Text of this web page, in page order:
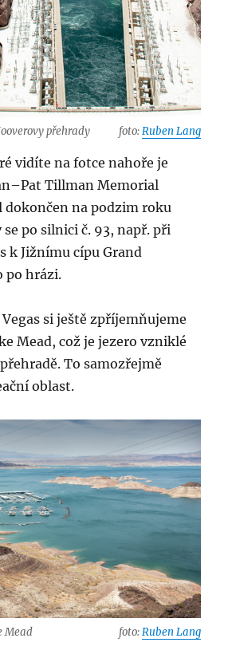
přehrady foto:Ruben Lang
vidíte na fotce nahoře je
Tillman Memorial
dokončen na podzim roku
se po silnici č. 93, např. při
k Jižnímu cípu Grand
po hrázi.
si ještě zpříjemňujeme
Mead, což je jezero vzniklé
To samozřejmě
oblast.
Mead foto:Ruben Lang